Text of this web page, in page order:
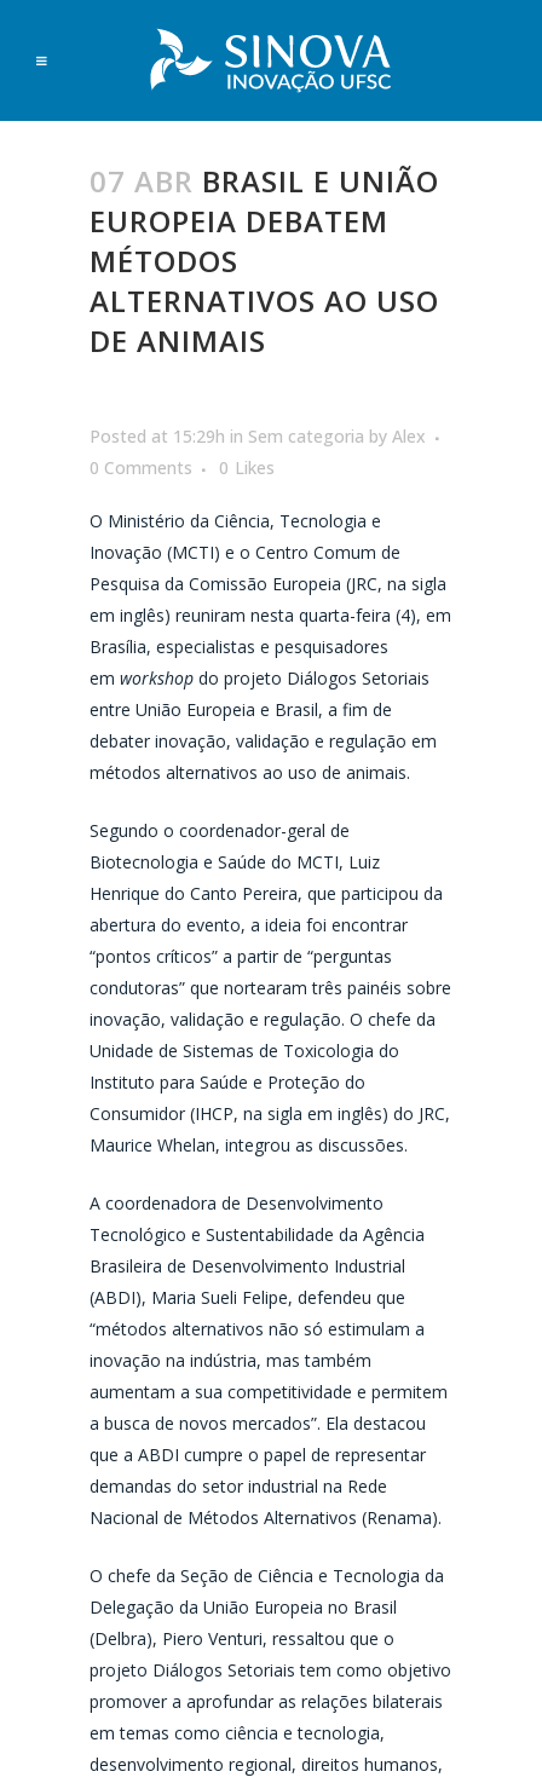
07 ABR BRASIL E UNIÃO
EUROPEIA DEBATEM
MÉTODOS
ALTERNATIVOS AO USO
DE ANIMAIS
Posted at 15:29h in Sem categoria by Alex
0 Comments
0 Likes
O Ministério da Ciência, Tecnologia e
Inovação (MCTI) e o Centro Comum de
Pesquisa da Comissão Europeia (JRC, na sigla
em inglês) reuniram nesta quarta-feira (4), em
Brasília, especialistas e pesquisadores
em workshop do projeto Diálogos Setoriais
entre União Europeia e Brasil, a fim de
debater inovação, validação e regulação em
métodos alternativos ao uso de animais.
Segundo o coordenador-geral de
Biotecnologia e Saúde do MCTI, Luiz
Henrique do Canto Pereira, que participou da
abertura do evento, a ideia foi encontrar
“pontos críticos” a partir de “perguntas
condutoras” que nortearam três painéis sobre
inovação, validação e regulação. O chefe da
Unidade de Sistemas de Toxicologia do
Instituto para Saúde e Proteção do
Consumidor (IHCP, na sigla em inglês) do JRC,
Maurice Whelan, integrou as discussões.
A coordenadora de Desenvolvimento
Tecnológico e Sustentabilidade da Agência
Brasileira de Desenvolvimento Industrial
(ABDI), Maria Sueli Felipe, defendeu que
“métodos alternativos não só estimulam a
inovação na indústria, mas também
aumentam a sua competitividade e permitem
a busca de novos mercados”. Ela destacou
que a ABDI cumpre o papel de representar
demandas do setor industrial na Rede
Nacional de Métodos Alternativos (Renama).
O chefe da Seção de Ciência e Tecnologia da
Delegação da União Europeia no Brasil
(Delbra), Piero Venturi, ressaltou que o
projeto Diálogos Setoriais tem como objetivo
promover a aprofundar as relações bilaterais
em temas como ciência e tecnologia,
desenvolvimento regional, direitos humanos,